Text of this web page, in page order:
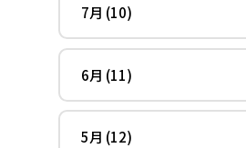
7月 (10)
6月 (11)
5月 (12)